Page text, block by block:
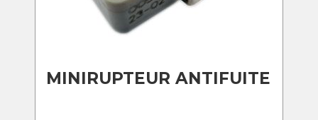
MINIRUPTEUR ANTIFUITE